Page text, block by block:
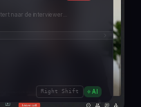
Right Shift AI